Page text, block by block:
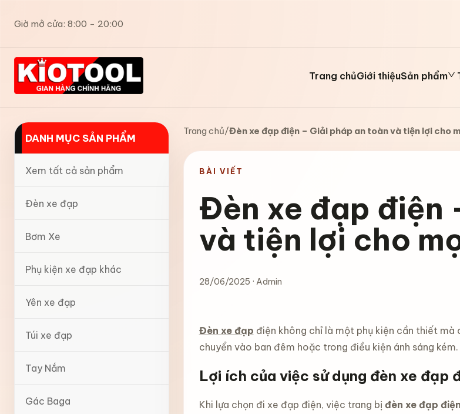
Giờ mở cửa: 8:00 - 20:00
Trang chủGiới thiệuSản phẩm
DANH MỤC SẢN PHẨM
Xem tất cả sản phẩm
Đèn xe đạp
Bơm Xe
Phụ kiện xe đạp khác
Yên xe đạp
Túi xe đạp
Tay Nắm
Gác Baga
Trang chủ/Đèn xe đạp điện – Giải pháp an toàn và tiện lợi cho
BÀI VIẾT
Đèn xe đạp điện
và tiện lợi cho
28/06/2025 · Admin
Đèn xe đạp điện không chỉ là một phụ kiện cần thiết
chuyển vào ban đêm hoặc trong điều kiện ánh sáng kém.
Lợi ích của việc sử dụng đèn xe đạp
Khi lựa chọn đi xe đạp điện, việc trang bị đèn xe đạp điện